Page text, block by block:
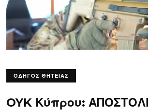
ΟΔΗΓΟΣ ΘΗΤΕΙΑΣ
OYK Κύπρου: